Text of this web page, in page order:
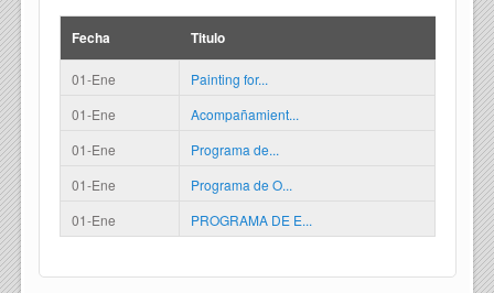
Fecha Titulo
01-Ene
Painting for...
01-Ene
Acompañamient...
01-Ene
Programa de...
01-Ene
Programa de O...
01-Ene
PROGRAMA DE E...